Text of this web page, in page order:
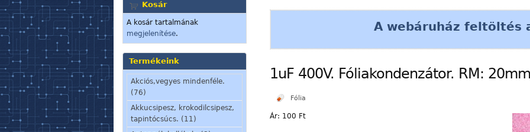
Kosár
A kosár tartalmának
megjelenítése.
Termékeink
Akciós,vegyes mindenféle.
(76)
Akkucsipesz, krokodilcsipesz,
tapintócsúcs. (11)
A webáruház feltöltés
1uF 400V. Fóliakondenzátor. RM:
Fólia
Ár: 100 Ft